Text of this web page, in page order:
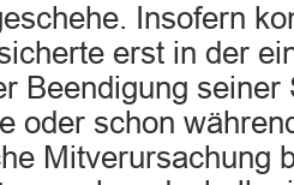
Insofern
erst in der
Beendigung seiner
oder schon
Mitverursachung